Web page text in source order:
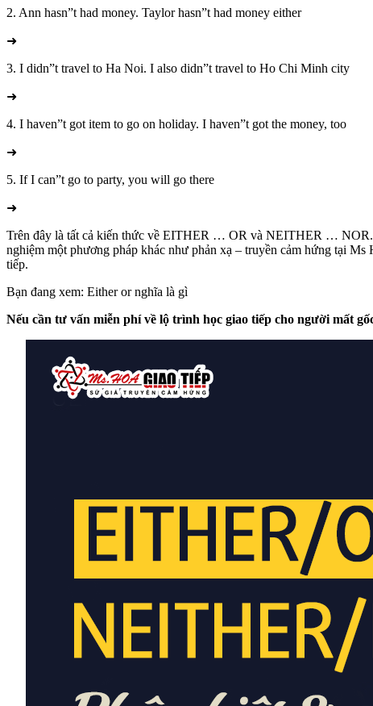
2. Ann hasn”t had money. Taylor hasn”t had money either
➜
3. I didn”t travel to Ha Noi. I also didn”t travel to Ho Chi Minh city
➜
4. I haven”t got item to go on holiday. I haven”t got the money, too
➜
5. If I can”t go to party, you will go there
➜
Trên đây là tất cả kiến thức về EITHER … OR và NEITHER … NOR.
nghiệm một phương pháp khác như phản xạ – truyền cảm hứng tại
tiếp.
Bạn đang xem: Either or nghĩa là gì
Nếu cần tư vấn miễn phí về lộ trình học giao tiếp cho người mất